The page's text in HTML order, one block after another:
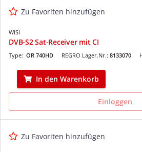
Zu Favoriten hinzufügen
WISI
DVB-S2 Sat-Receiver mit CI
REGRO Lager.Nr.: 8133070
Type: OR 740HD
In den Warenkorb
Einloggen
Zu Favoriten hinzufügen